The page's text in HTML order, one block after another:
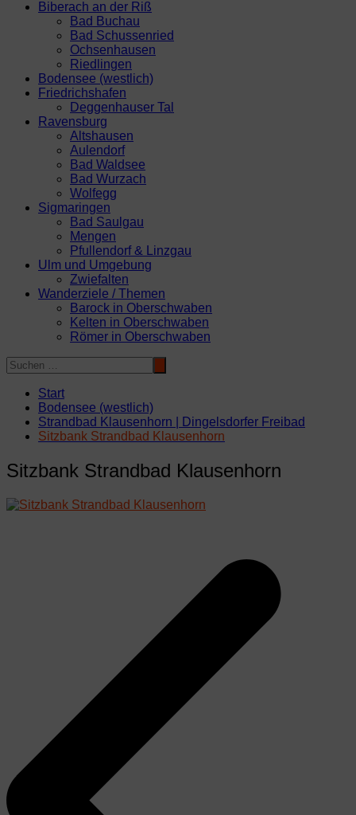
Biberach an der Riß
Bad Buchau
Bad Schussenried
Ochsenhausen
Riedlingen
Bodensee (westlich)
Friedrichshafen
Deggenhauser Tal
Ravensburg
Altshausen
Aulendorf
Bad Waldsee
Bad Wurzach
Wolfegg
Sigmaringen
Bad Saulgau
Mengen
Pfullendorf & Linzgau
Ulm und Umgebung
Zwiefalten
Wanderziele / Themen
Barock in Oberschwaben
Kelten in Oberschwaben
Römer in Oberschwaben
Start
Bodensee (westlich)
Strandbad Klausenhorn | Dingelsdorfer Freibad
Sitzbank Strandbad Klausenhorn
Sitzbank Strandbad Klausenhorn